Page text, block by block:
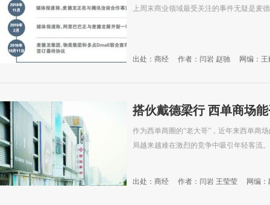
上周末商业领域最受关注的事件无疑是麦
出处：商经 作者：闫岩 赵驰 网编：王
搭伙戴德梁行 西单商场
作为西单商圈的“老大哥”，近年来西单商
局越来越难在激烈的竞争中吸引年轻客流。
出处：商经 作者：闫岩 王莹莹 网编：